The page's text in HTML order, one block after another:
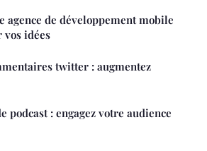
agence de développement mobile
vos idées
twitter : augmentez
podcast : engagez votre audience